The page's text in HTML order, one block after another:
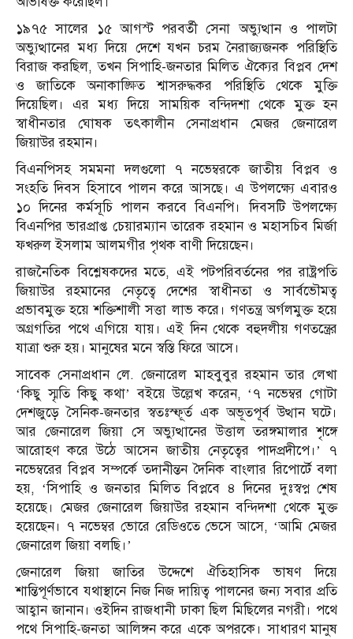
১৯৭৫ সালের ১৫ আগস্ট পরবর্তী সেনা অভ্যুত্থান ও পালটা
অভ্যুত্থানের মধ্য দিয়ে দেশে যখন চরম নৈরাজ্যজনক পরিস্থিতি
বিরাজ করছিল, তখন সিপাহি-জনতার মিলিত ঐক্যের বিপ্লব দেশ
ও জাতিকে অনাকাঙ্ক্ষিত শ্বাসরুদ্ধকর পরিস্থিতি থেকে মুক্তি
দিয়েছিল। এর মধ্য দিয়ে সাময়িক বন্দিদশা থেকে মুক্ত হন
স্বাধীনতার ঘোষক তৎকালীন সেনাপ্রধান মেজর জেনারেল
জিয়াউর রহমান।
বিএনপিসহ সমমনা দলগুলো ৭ নভেম্বরকে জাতীয় বিপ্লব ও
সংহতি দিবস হিসাবে পালন করে আসছে। এ উপলক্ষ্যে এবারও
১০ দিনের কর্মসূচি পালন করবে বিএনপি। দিবসটি উপলক্ষ্যে
বিএনপির ভারপ্রাপ্ত চেয়ারম্যান তারেক রহমান ও মহাসচিব মির্জা
ফখরুল ইসলাম আলমগীর পৃথক বাণী দিয়েছেন।
রাজনৈতিক বিশ্লেষকদের মতে, এই পটপরিবর্তনের পর রাষ্ট্রপতি
জিয়াউর রহমানের নেতৃত্বে দেশের স্বাধীনতা ও সার্বভৌমত্ব
প্রভাবমুক্ত হয়ে শক্তিশালী সত্তা লাভ করে। গণতন্ত্র অর্গলমুক্ত হয়ে
অগ্রগতির পথে এগিয়ে যায়। এই দিন থেকে বহুদলীয় গণতন্ত্রের
যাত্রা শুরু হয়। মানুষের মনে স্বস্তি ফিরে আসে।
সাবেক সেনাপ্রধান লে. জেনারেল মাহবুবুর রহমান তার লেখা
‘কিছু স্মৃতি কিছু কথা’ বইয়ে উল্লেখ করেন, ‘৭ নভেম্বর গোটা
দেশজুড়ে সৈনিক-জনতার স্বতঃস্ফূর্ত এক অভূতপূর্ব উত্থান ঘটে।
আর জেনারেল জিয়া সে অভ্যুত্থানের উত্তাল তরঙ্গমালার শৃঙ্গে
আরোহণ করে উঠে আসেন জাতীয় নেতৃত্বের পাদপ্রদীপে।’ ৭
নভেম্বরের বিপ্লব সম্পর্কে তদানীন্তন দৈনিক বাংলার রিপোর্টে বলা
হয়, ‘সিপাহি ও জনতার মিলিত বিপ্লবে ৪ দিনের দুঃস্বপ্ন শেষ
হয়েছে। মেজর জেনারেল জিয়াউর রহমান বন্দিদশা থেকে মুক্ত
হয়েছেন। ৭ নভেম্বর ভোরে রেডিওতে ভেসে আসে, ‘আমি মেজর
জেনারেল জিয়া বলছি।’
জেনারেল জিয়া জাতির উদ্দেশে ঐতিহাসিক ভাষণ দিয়ে
শান্তিপূর্ণভাবে যথাস্থানে নিজ নিজ দায়িত্ব পালনের জন্য সবার প্রতি
আহ্বান জানান। ওইদিন রাজধানী ঢাকা ছিল মিছিলের নগরী। পথে
পথে সিপাহি-জনতা আলিঙ্গন করে একে অপরকে। সাধারণ মানুষ